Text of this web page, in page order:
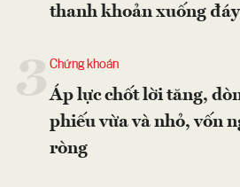
thanh khoản xuống đáy
Chứng khoán
Áp lực chốt lời tăng,
phiếu vừa và nhỏ, vốn
ròng